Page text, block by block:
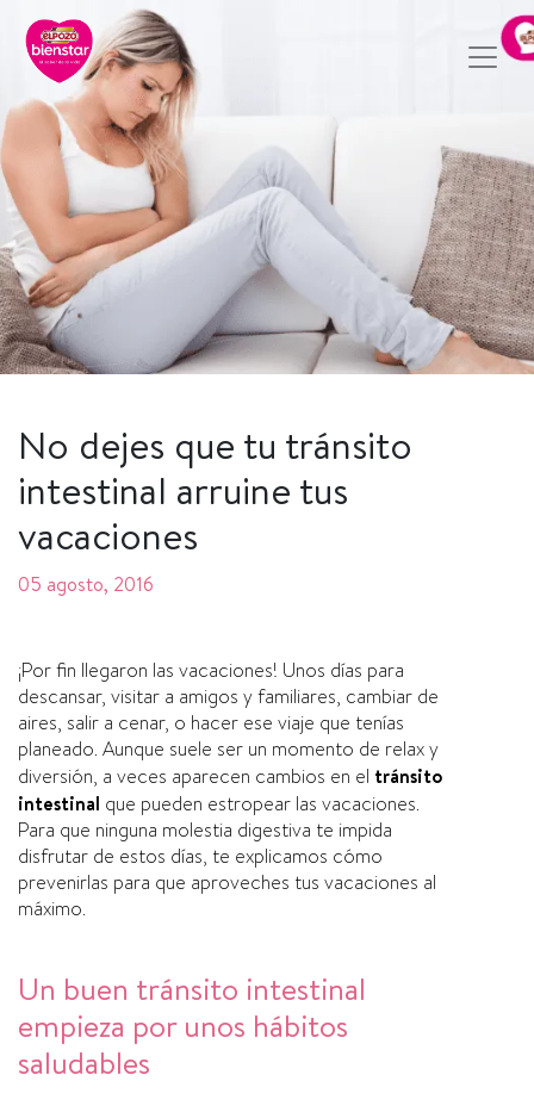
No dejes que tu tránsito
intestinal arruine tus
vacaciones
05 agosto, 2016
¡Por fin llegaron las vacaciones! Unos dí­as para
descansar, visitar a amigos y familiares, cambiar de
aires, salir a cenar, o hacer ese viaje que tení­as
planeado. Aunque suele ser un momento de relax y
diversión, a veces aparecen cambios en el tránsito
intestinal que pueden estropear las vacaciones.
Para que ninguna molestia digestiva te impida
disfrutar de estos dí­as, te explicamos cómo
prevenirlas para que aproveches tus vacaciones al
máximo.
Un buen tránsito intestinal
empieza por unos hábitos
saludables